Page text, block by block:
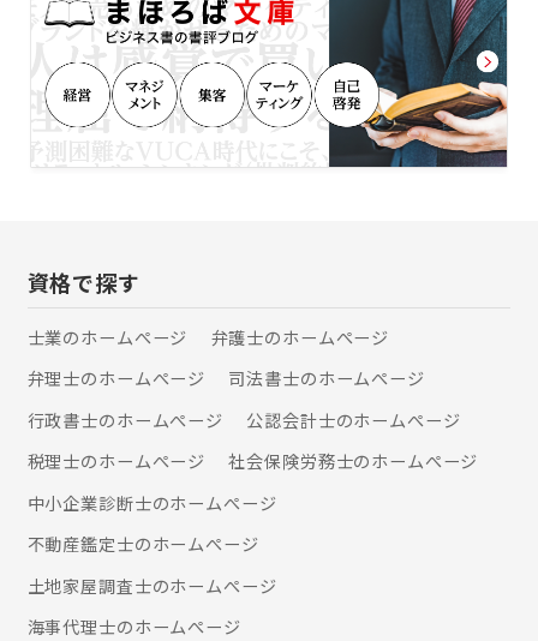
企業・零細企業を中心に600社を超え
る法人と税理士顧問契約を結び、40名
の職員が長年ににわたる相談業務から
得た経験とノウハウを共有し、税務を
はじめとした経営・節税等の相談やコ
ンサルティング、人事・経理や経営事
項審査のコンサルティングも行ってお
務めています。 いつでも気軽に相談で
きる。 誰でも気軽に相談できる。 どん
なことでも気軽に相談できる。 それ
が、税理士法人小林会計事務所です。
資格で探す
士業のホームぺージ
弁護士のホームぺージ
弁理士のホームぺージ
司法書士のホームぺージ
行政書士のホームぺージ
公認会計士のホームぺージ
税理士のホームぺージ
社会保険労務士のホームぺージ
中小企業診断士のホームぺージ
不動産鑑定士のホームぺージ
土地家屋調査士のホームぺージ
海事代理士のホームぺージ